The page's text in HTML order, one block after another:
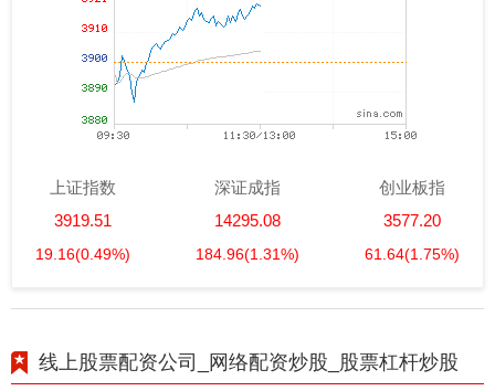
上证指数
3919.51
19.16(0.49%)
深证成指
14295.08
184.96(1.31%)
创业板指
3577.20
61.64(1.75%)
线上股票配资公司_网络配资炒股_股票杠杆炒股